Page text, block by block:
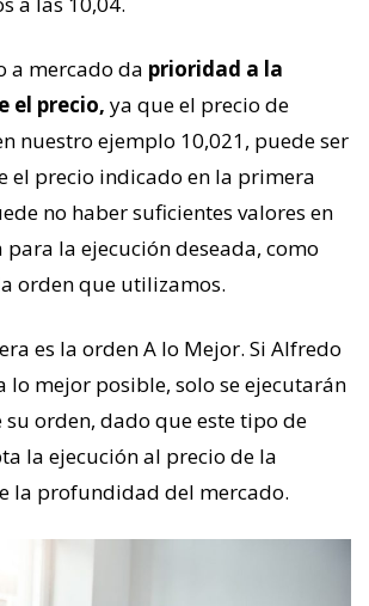
a mercado da prioridad a la
el precio, ya que el precio de
nuestro ejemplo 10,021, puede ser
el precio indicado en la primera
no haber suficientes valores en
la ejecución deseada, como
orden que utilizamos.
es la orden A lo Mejor. Si Alfredo
lo mejor posible, solo se ejecutarán
su orden, dado que este tipo de
la ejecución al precio de la
la profundidad del mercado.